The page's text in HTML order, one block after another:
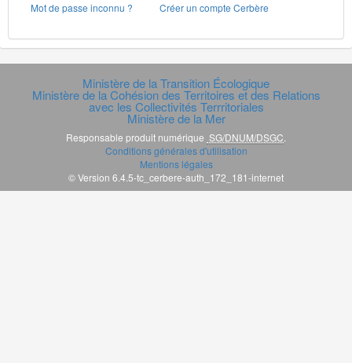
Mot de passe inconnu ?
Créer un compte Cerbère
Ministère de la Transition Écologique
Ministère de la Cohésion des Territoires et des Relations
avec les Collectivités Terrritoriales
Ministère de la Mer
Responsable produit numérique SG/DNUM/DSGC.
Conditions générales d'utilisation
Mentions légales
© Version 6.4.5-tc_cerbere-auth_172_181-internet